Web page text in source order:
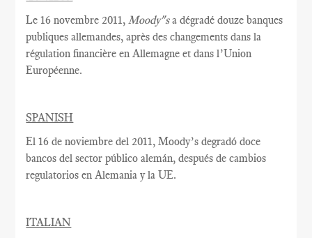
Le 16 novembre 2011,Moody"sa dégradé douze banques
publiques allemandes, après des changements dans la
régulation financière en Allemagne et dans l’Union
Européenne.
SPANISH
El 16 de noviembre del 2011, Moody’s degradó doce
bancos del sector público alemán, después de cambios
regulatorios en Alemania y la UE.
ITALIAN